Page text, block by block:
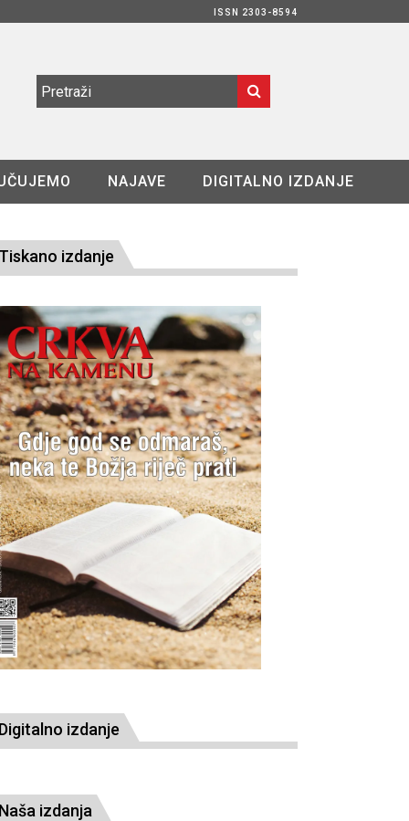
ISSN 2303-8594
NAJAVE DIGITALNO IZDANJE
Tiskano izdanje
Digitalno izdanje
Naša izdanja